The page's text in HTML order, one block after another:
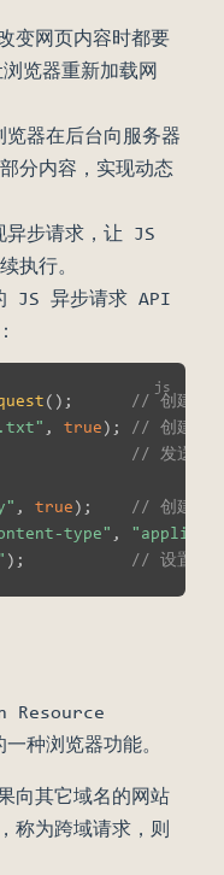
变网页内容时都要
览器重新加载网
器在后台向服务器
分内容，实现动态
异步请求，让 JS
执行。
JS 异步请求 API
( ) ;
// 创建一
, true) ;
// 创建一
// 发送请
, true) ;
// 创建一
type" ,
) ; // 设置
Resource
种浏览器功能。
向其它域名的网站
为跨域请求，则